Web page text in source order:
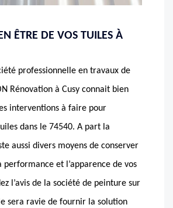
ÊTRE DE VOS TUILES À
professionnelle en travaux de
Rénovation à Cusy connait bien
interventions à faire pour
dans le 74540. A part la
aussi divers moyens de conserver
performance et l’apparence de vos
l’avis de la société de peinture sur
sera ravie de fournir la solution